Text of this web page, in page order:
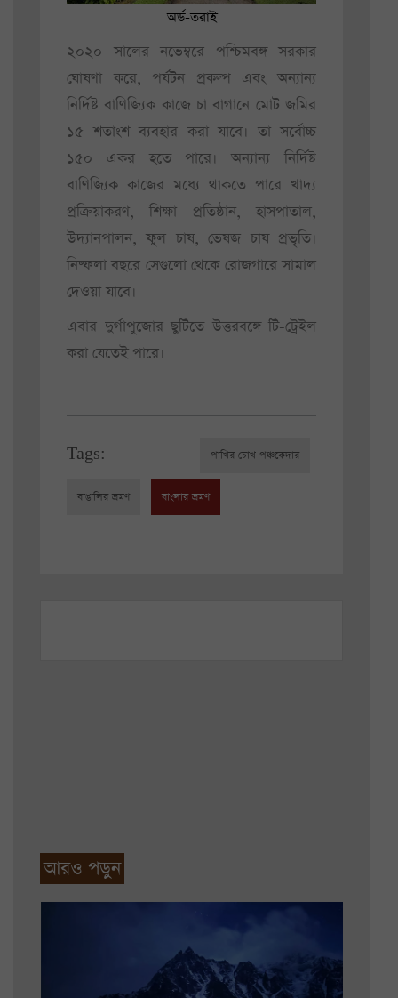
অর্ড-তরাই
২০২০ সালের নভেম্বরে পশ্চিমবঙ্গ সরকার
ঘোষণা করে, পর্যটন প্রকল্প এবং অন্যান্য
নির্দিষ্ট বাণিজ্যিক কাজে চা বাগানে মোট জমির
১৫ শতাংশ ব্যবহার করা যাবে। তা সর্বোচ্চ
১৫০ একর হতে পারে। অন্যান্য নির্দিষ্ট
বাণিজ্যিক কাজের মধ্যে থাকতে পারে খাদ্য
প্রক্রিয়াকরণ, শিক্ষা প্রতিষ্ঠান, হাসপাতাল,
উদ্যানপালন, ফুল চাষ, ভেষজ চাষ প্রভৃতি।
নিষ্ফলা বছরে সেগুলো থেকে রোজগারে সামাল
দেওয়া যাবে।
এবার দুর্গাপুজোর ছুটিতে উত্তরবঙ্গে টি-ট্রেইল
করা যেতেই পারে।
Tags: পাখির চোখ পঞ্চকেদার
বাঙালির ভ্রমণ বাংলার ভ্রমণ
আরও পড়ুন